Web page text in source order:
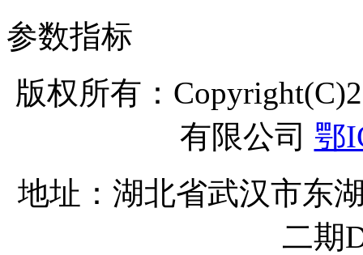
参数指标
版权所有：
有限公司 鄂
地址：湖北省武汉市东
二期